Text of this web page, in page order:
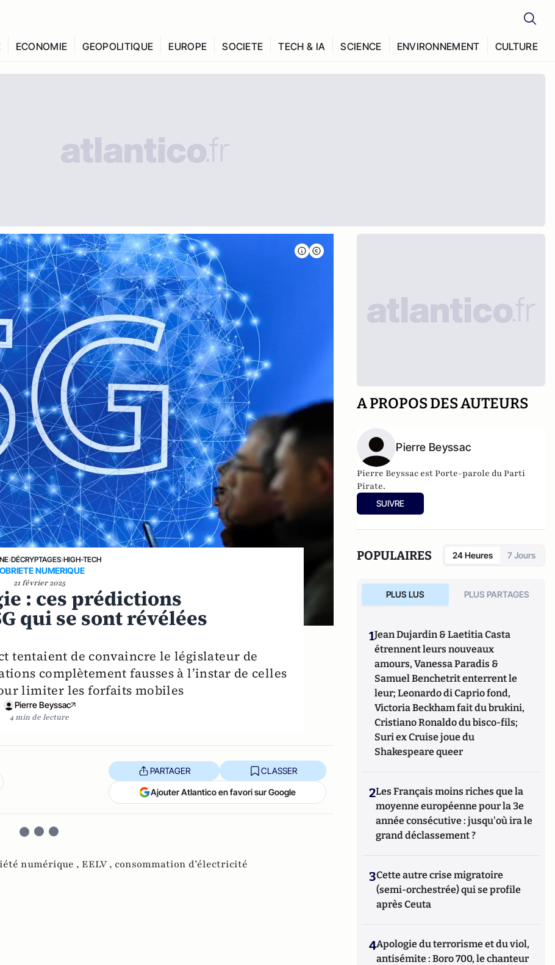
ECONOMIE GEOPOLITIQUE EUROPE SOCIETE TECH & IA SCIENCE ENVIRONNEMENT CULTURE
›DÉCRYPTAGES›HIGH-TECH
NUMERIQUE
21 février 2025
: ces prédictions
qui se sont révélées
tentaient de convaincre le législateur de
complètement fausses à l’instar de celles
limiter les forfaits mobiles
Pierre Beyssac
4 min de lecture
PARTAGER CLASSER
Ajouter Atlantico en favori sur Google
numérique , EELV , consommation d’électricité
A PROPOS DES AUTEURS
Pierre Beyssac
Pierre Beyssac est Porte-parole duParti
Pirate.
SUIVRE
POPULAIRES 24 Heures 7 Jours
PLUS LUS PLUS PARTAGES
1Jean Dujardin & Laetitia Casta
étrennent leurs nouveaux
amours, Vanessa Paradis &
Samuel Benchetrit enterrent le
leur; Leonardo di Caprio fond,
Victoria Beckham fait du brukini,
Cristiano Ronaldo du bisco-fils;
Suri ex Cruise joue du
Shakespeare queer
2Les Français moins riches que la
moyenne européenne pour la 3e
année consécutive : jusqu'où ira le
grand déclassement ?
3Cette autre crise migratoire
(semi-orchestrée) qui se profile
après Ceuta
4Apologie du terrorisme et du viol,
antisémite : Boro 700, le chanteur